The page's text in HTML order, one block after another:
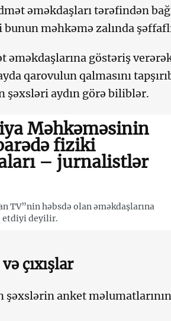
əməkdaşları tərəfindən
məhkəmə zalında
göstəriş
qarovulun qalmasını
aydın görə biliblər.
Məhkəməsinin
fiziki
– jurnalistlər
TV”nin həbsdə olan əməkdaşlarına
etdiyi deyilir.
çıxışlar
anket